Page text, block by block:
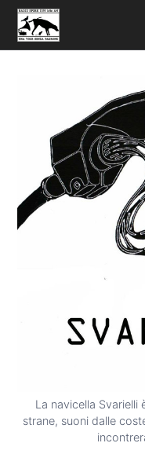
La navicella Svarielli
strane, suoni dalle